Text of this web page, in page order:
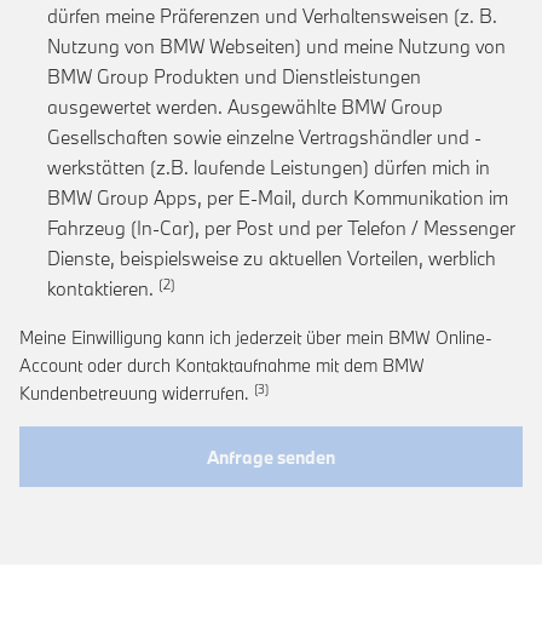
dürfen meine Präferenzen und Verhaltensweisen (z. B.
Nutzung von BMW Webseiten) und meine Nutzung von
BMW Group Produkten und Dienstleistungen
ausgewertet werden. Ausgewählte BMW Group
Gesellschaften sowie einzelne Vertragshändler und -
werkstätten (z.B. laufende Leistungen) dürfen mich in
BMW Group Apps, per E-Mail, durch Kommunikation im
Fahrzeug (In-Car), per Post und per Telefon / Messenger
Dienste, beispielsweise zu aktuellen Vorteilen, werblich
kontaktieren. Link zur Fußnote: Einwilligung zur
Meine Einwilligung kann ich jederzeit über mein BMW Online-
Account oder durch Kontaktaufnahme mit dem BMW
Kundenbetreuung widerrufen. Link zur Fußnote: Widerruf der
Anfrage senden